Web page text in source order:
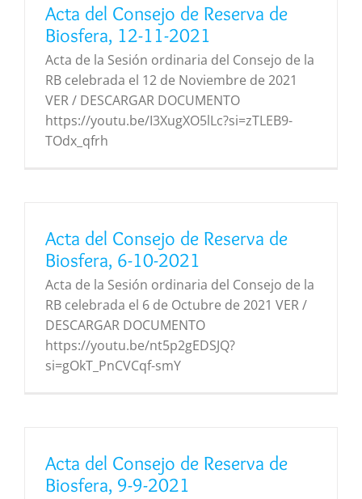
Acta del Consejo de Reserva de
Biosfera, 12-11-2021
Acta de la Sesión ordinaria del Consejo de la
RB celebrada el 12 de Noviembre de 2021
VER / DESCARGAR DOCUMENTO
https://youtu.be/I3XugXO5lLc?si=zTLEB9-
TOdx_qfrh
Acta del Consejo de Reserva de
Biosfera, 6-10-2021
Acta de la Sesión ordinaria del Consejo de la
RB celebrada el 6 de Octubre de 2021 VER /
DESCARGAR DOCUMENTO
https://youtu.be/nt5p2gEDSJQ?
si=gOkT_PnCVCqf-smY
Acta del Consejo de Reserva de
Biosfera, 9-9-2021